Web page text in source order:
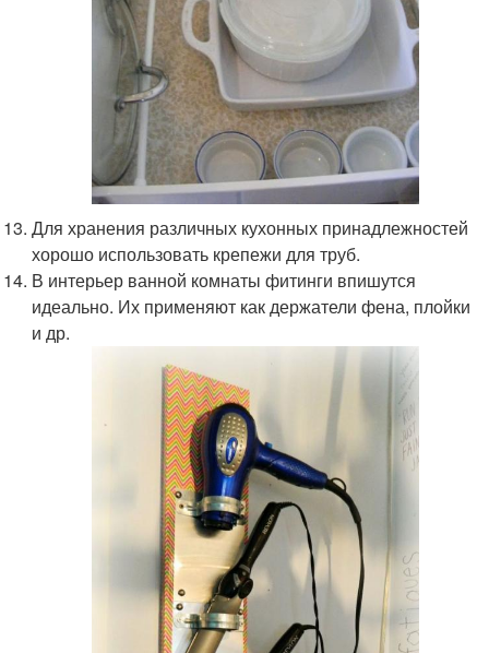
Для хранения различных кухонных принадлежностей
хорошо использовать крепежи для труб.
В интерьер ванной комнаты фитинги впишутся
идеально. Их применяют как держатели фена, плойки
и др.